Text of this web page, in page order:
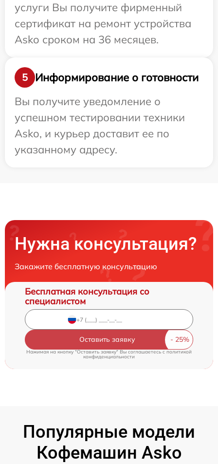
услуги Вы получите фирменный
сертификат на ремонт устройства
Asko сроком на 36 месяцев.
5
Информирование о готовности
Вы получите уведомление о
успешном тестировании техники
Asko, и курьер доставит ее по
указанному адресу.
Нужна консультация?
Закажите бесплатную консультацию
Бесплатная консультация со
специалистом
Оставить заявку
Нажимая на кнопку "Оставить заявку" Вы соглашаетесь c политикой
конфиденциальности
Популярные модели
Кофемашин Asko